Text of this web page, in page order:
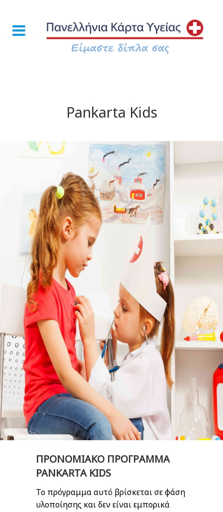
Pankarta Kids
ΠΡΟΝΟΜΙΑΚΟ ΠΡΟΓΡΑΜΜΑ
PANKARTA KIDS
Το πρόγραμμα αυτό βρίσκεται σε φάση
υλοποίησης και δεν είναι εμπορικά